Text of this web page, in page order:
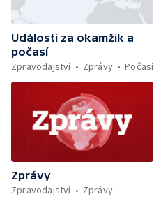
Události za okamžik a
počasí
Zpravodajství
Zprávy Počasí
Zprávy
Zpravodajství
Zprávy